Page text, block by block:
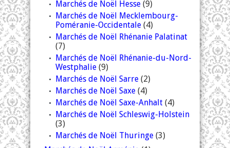
Marchés de Noël Hesse (9)
Marchés de Noël Mecklembourg-
Poméranie-Occidentale (4)
Marchés de Noël Rhénanie Palatinat
(7)
Marchés de Noël Rhénanie-du-Nord-
Westphalie (9)
Marchés de Noël Sarre (2)
Marchés de Noël Saxe (4)
Marchés de Noël Saxe-Anhalt (4)
Marchés de Noël Schleswig-Holstein
(3)
Marchés de Noël Thuringe (3)